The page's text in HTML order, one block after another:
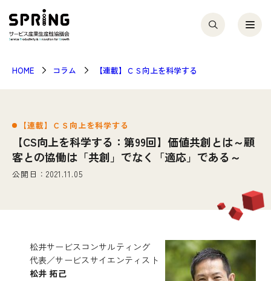
HOME コラム 【連載】ＣＳ向上を科学する
【連載】ＣＳ向上を科学する
【CS向上を科学する：第99回】価値共創とは～顧
客との協働は「共創」でなく「適応」である～
公開日：2021.11.05
松井サービスコンサルティング
代表／サービスサイエンティスト
松井 拓己